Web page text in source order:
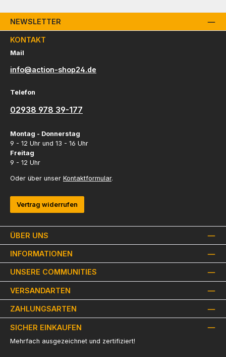
NEWSLETTER
ÜBER UNS
INFORMATIONEN
KONTAKT
Mail
info@action-shop24.de
Telefon
02938 978 39-177
Montag - Donnerstag
9 - 12 Uhr und 13 - 16 Uhr
Freitag
9 - 12 Uhr
Oder über unser Kontaktformular.
Vertrag widerrufen
UNSERE COMMUNITIES
VERSANDARTEN
ZAHLUNGSARTEN
SICHER EINKAUFEN
Mehrfach ausgezeichnet und zertifiziert!